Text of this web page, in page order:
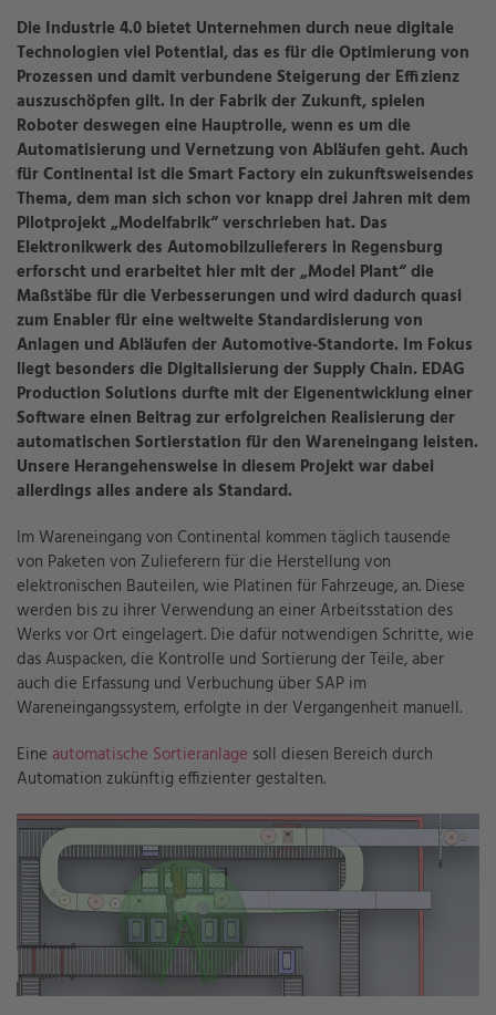
Die Industrie 4.0 bietet Unternehmen durch neue digitale
Technologien viel Potential, das es für die Optimierung von
Prozessen und damit verbundene Steigerung der Effizienz
auszuschöpfen gilt. In der Fabrik der Zukunft, spielen
Roboter deswegen eine Hauptrolle, wenn es um die
Automatisierung und Vernetzung von Abläufen geht. Auch
für Continental ist die Smart Factory ein zukunftsweisendes
Thema, dem man sich schon vor knapp drei Jahren mit dem
Pilotprojekt „Modelfabrik“ verschrieben hat. Das
Elektronikwerk des Automobilzulieferers in Regensburg
erforscht und erarbeitet hier mit der „Model Plant“ die
Maßstäbe für die Verbesserungen und wird dadurch quasi
zum Enabler für eine weltweite Standardisierung von
Anlagen und Abläufen der Automotive-Standorte. Im Fokus
liegt besonders die Digitalisierung der Supply Chain. EDAG
Production Solutions durfte mit der Eigenentwicklung einer
Software einen Beitrag zur erfolgreichen Realisierung der
automatischen Sortierstation für den Wareneingang leisten.
Unsere Herangehensweise in diesem Projekt war dabei
allerdings alles andere als Standard.
Im Wareneingang von Continental kommen täglich tausende
von Paketen von Zulieferern für die Herstellung von
elektronischen Bauteilen, wie Platinen für Fahrzeuge, an. Diese
werden bis zu ihrer Verwendung an einer Arbeitsstation des
Werks vor Ort eingelagert. Die dafür notwendigen Schritte, wie
das Auspacken, die Kontrolle und Sortierung der Teile, aber
auch die Erfassung und Verbuchung über SAP im
Wareneingangssystem, erfolgte in der Vergangenheit manuell.
Eine automatische Sortieranlage soll diesen Bereich durch
Automation zukünftig effizienter gestalten.